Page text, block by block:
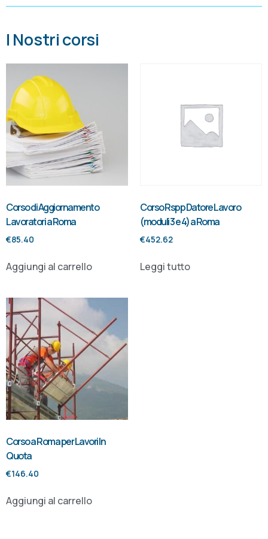
I Nostri corsi
Corso di Aggiornamento
Lavoratori a Roma
€85.40
Aggiungi al carrello
Corso Rspp Datore Lavoro
(moduli 3 e 4) a Roma
€452.62
Leggi tutto
Corso a Roma per Lavori In
Quota
€146.40
Aggiungi al carrello